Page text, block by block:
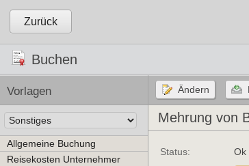
Zurück
Buchen
Vorlagen
Allgemeine Buchung
Reisekosten Unternehmer
Mehrung von
Status:
Ok